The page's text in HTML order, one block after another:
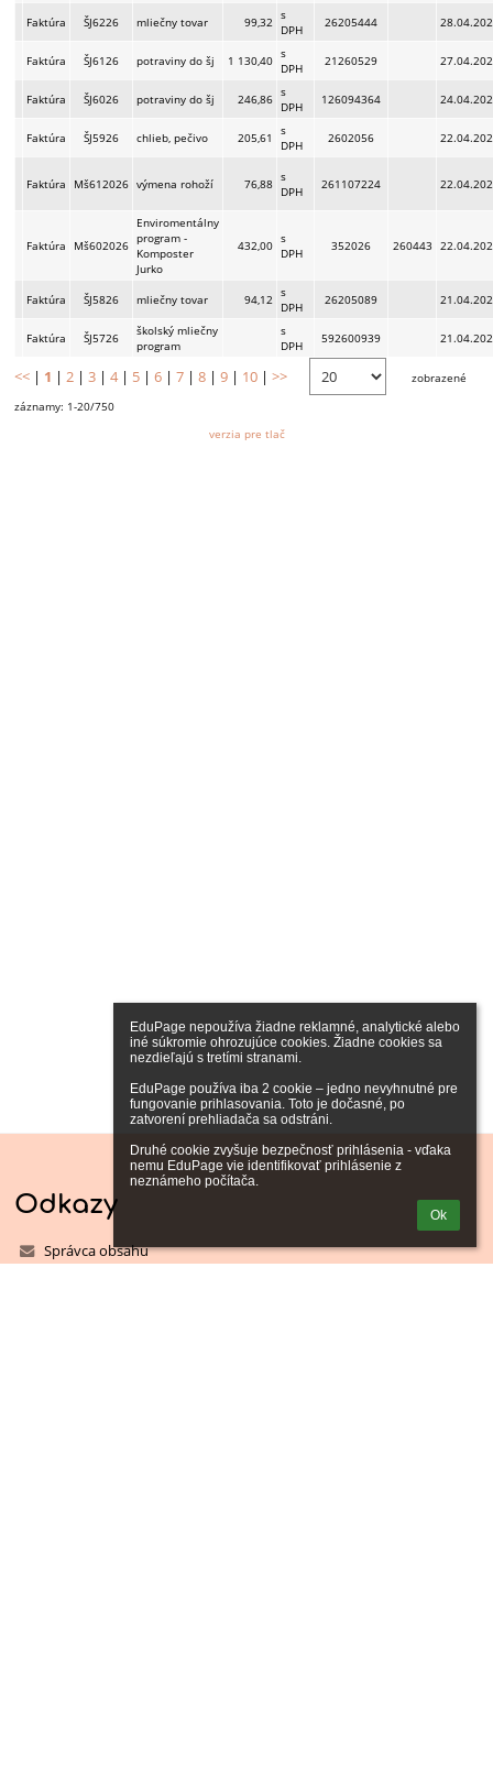
EduPage nepoužíva žiadne reklamné, analytické alebo
iné súkromie ohrozujúce cookies. Žiadne cookies sa
nezdieľajú s tretími stranami.
EduPage používa iba 2 cookie – jedno nevyhnutné pre
fungovanie prihlasovania. Toto je dočasné, po
zatvorení prehliadača sa odstráni.
Druhé cookie zvyšuje bezpečnosť prihlásenia - vďaka
nemu EduPage vie identifikovať prihlásenie z
neznámeho počítača.
Ok
Faktúra ŠJ6226 mliečny tovar 99,32 s
DPH
26205444
Faktúra ŠJ6126 potraviny do šj 1 130,40 s
DPH
21260529
Faktúra ŠJ6026 potraviny do šj 246,86 s
DPH
126094364
Faktúra ŠJ5926 chlieb, pečivo 205,61
s
DPH
2602056
Faktúra Mš612026 výmena rohoží 76,88 s
DPH
261107224
Faktúra Mš602026
Enviromentálny
program -
Komposter
Jurko
432,00 s
DPH
352026 260443
Faktúra ŠJ5826 mliečny tovar 94,12 s
DPH
26205089
Faktúra ŠJ5726
školský mliečny
program
s
DPH
592600939
<< | 1 |2 |3 |4| 5 |6 |7 |8 |9 | 10 |>>
zobrazené
záznamy: 1-20/750
verzia pre tlač
Odkazy
Správca obsahu